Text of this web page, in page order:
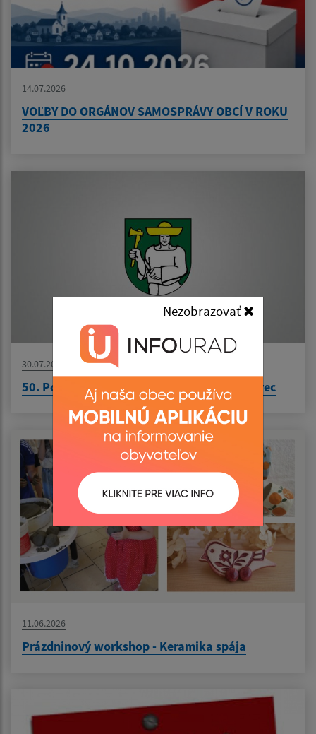
Nezobrazovať
14.07.2026
VOĽBY DO ORGÁNOV SAMOSPRÁVY OBCÍ V ROKU
2026
30.07.2026
50. Podroháčske folklórne slávnosti - Zuberec
11.06.2026
Prázdninový workshop - Keramika spája